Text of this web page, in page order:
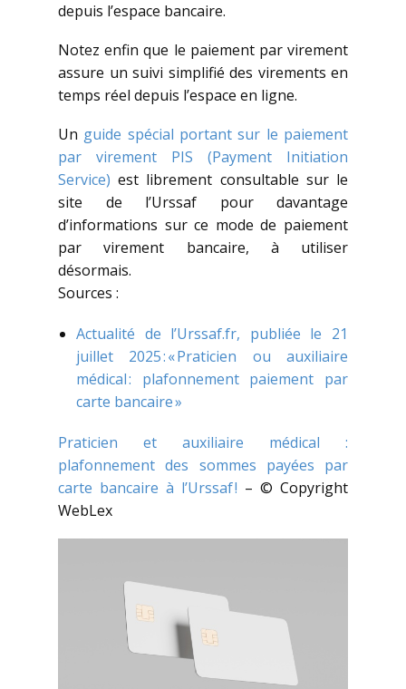
depuis l’espace bancaire.
Notez enfin que le paiement par virement
assure un suivi simplifié des virements en
temps réel depuis l’espace en ligne.
Un guide spécial portant sur le paiement
par virement PIS (Payment Initiation
Service) est librement consultable sur le
site de l’Urssaf pour davantage
d’informations sur ce mode de paiement
par virement bancaire, à utiliser
désormais.
Sources :
Actualité de l’Urssaf.fr, publiée le 21
juillet 2025 : « Praticien ou auxiliaire
médical : plafonnement paiement par
carte bancaire »
Praticien et auxiliaire médical :
plafonnement des sommes payées par
carte bancaire à l’Urssaf ! – © Copyright
WebLex